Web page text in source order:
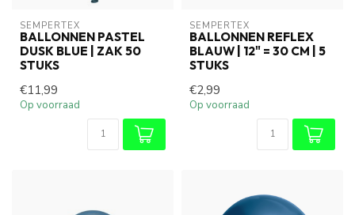
SEMPERTEX
BALLONNEN PASTEL
DUSK BLUE | ZAK 50
STUKS
€11,99
Op voorraad
SEMPERTEX
BALLONNEN REFLEX
BLAUW | 12" = 30 CM | 5
STUKS
€2,99
Op voorraad